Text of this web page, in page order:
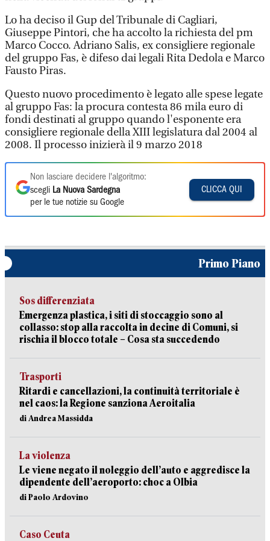
Lo ha deciso il Gup del Tribunale di Cagliari,
Giuseppe Pintori, che ha accolto la richiesta del pm
Marco Cocco. Adriano Salis, ex consigliere regionale
del gruppo Fas, è difeso dai legali Rita Dedola e Marco
Fausto Piras.
Questo nuovo procedimento è legato alle spese legate
al gruppo Fas: la procura contesta 86 mila euro di
fondi destinati al gruppo quando l'esponente era
consigliere regionale della XIII legislatura dal 2004 al
2008. Il processo inizierà il 9 marzo 2018
Non lasciare decidere l'algoritmo:
scegli La Nuova Sardegna
per le tue notizie su Google
CLICCA QUI
Primo Piano
Sos differenziata
Emergenza plastica, i siti di stoccaggio sono al
collasso: stop alla raccolta in decine di Comuni, si
rischia il blocco totale – Cosa sta succedendo
Trasporti
Ritardi e cancellazioni, la continuità territoriale è
nel caos: la Regione sanziona Aeroitalia
di Andrea Massidda
La violenza
Le viene negato il noleggio dell’auto e aggredisce la
dipendente dell’aeroporto: choc a Olbia
di Paolo Ardovino
Caso Ceuta